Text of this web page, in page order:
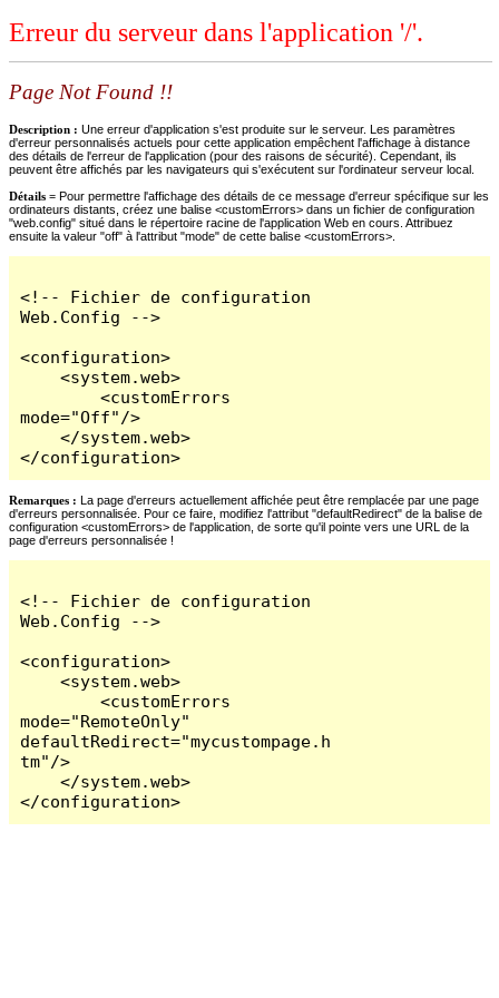
Erreur du serveur dans l'application '/'.
Page Not Found !!
Description : Une erreur d'application s'est produite sur le serveur. Les paramètres
d'erreur personnalisés actuels pour cette application empêchent l'affichage à distance
des détails de l'erreur de l'application (pour des raisons de sécurité). Cependant, ils
peuvent être affichés par les navigateurs qui s'exécutent sur l'ordinateur serveur local.
Détails = Pour permettre l'affichage des détails de ce message d'erreur spécifique sur les
ordinateurs distants, créez une balise <customErrors> dans un fichier de configuration
"web.config" situé dans le répertoire racine de l'application Web en cours. Attribuez
ensuite la valeur "off" à l'attribut "mode" de cette balise <customErrors>.
<!-- Fichier de configuration
Web.Config -->
<configuration>
    <system.web>
        <customErrors
mode="Off"/>
    </system.web>
</configuration>
Remarques : La page d'erreurs actuellement affichée peut être remplacée par une page
d'erreurs personnalisée. Pour ce faire, modifiez l'attribut "defaultRedirect" de la balise de
configuration <customErrors> de l'application, de sorte qu'il pointe vers une URL de la
page d'erreurs personnalisée !
<!-- Fichier de configuration
Web.Config -->
<configuration>
    <system.web>
        <customErrors
mode="RemoteOnly"
defaultRedirect="mycustompage.h
tm"/>
    </system.web>
</configuration>